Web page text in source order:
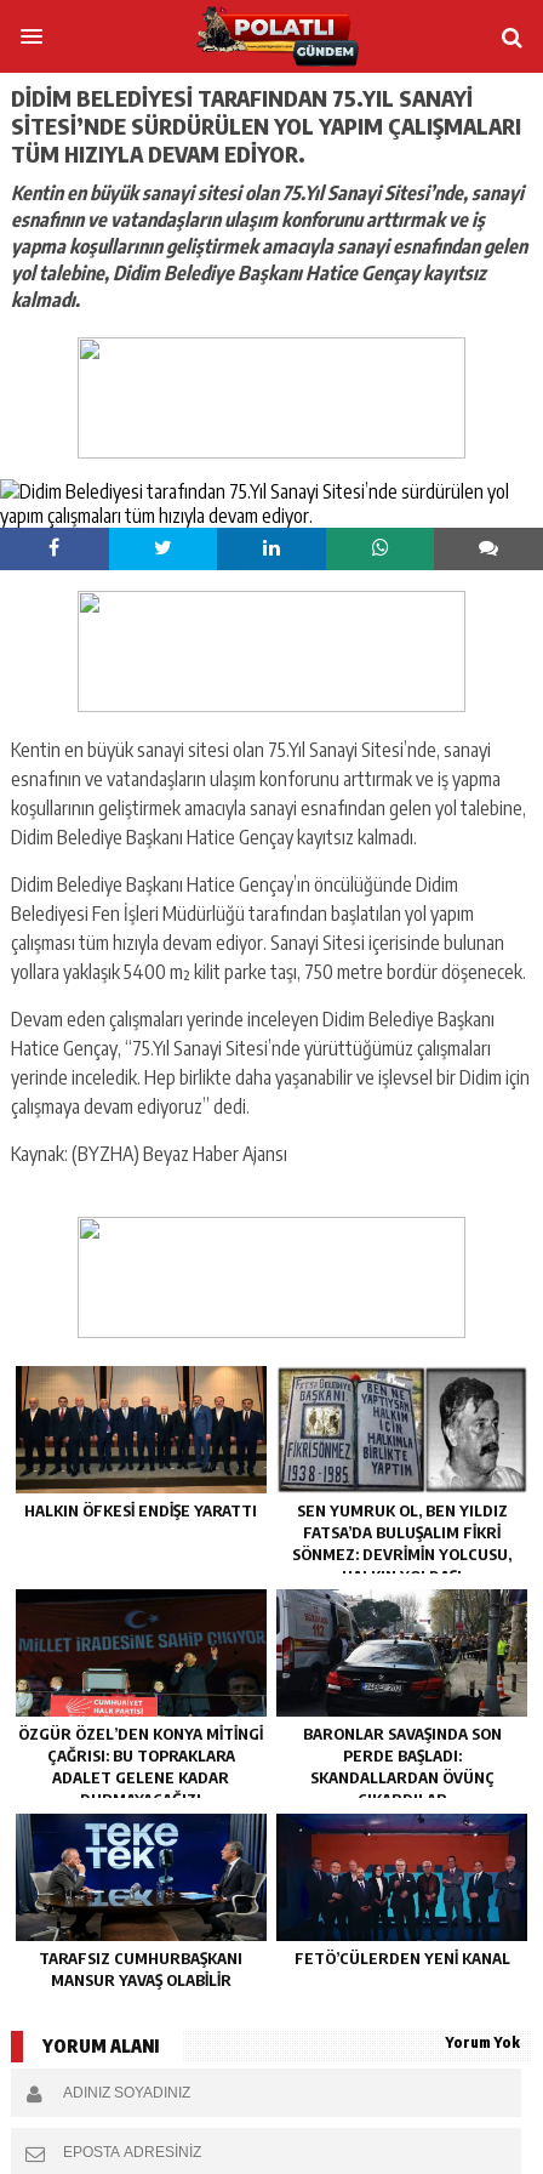
DIDIM BELEDIYESI TARAFINDAN 75.YIL SANAYI
SITESI’NDE SÜRDÜRÜLEN YOL YAPIM ÇALIŞMALARI
TÜM HIZIYLA DEVAM EDIYOR.
Kentin en büyük sanayi sitesi olan 75.Yıl Sanayi Sitesi’nde, sanayi
esnafının ve vatandaşların ulaşım konforunu arttırmak ve iş
yapma koşullarının geliştirmek amacıyla sanayi esnafından gelen
yol talebine, Didim Belediye Başkanı Hatice Gençay kayıtsız
kalmadı.
Kentin en büyük sanayi sitesi olan 75.Yıl Sanayi Sitesi’nde, sanayi
esnafının ve vatandaşların ulaşım konforunu arttırmak ve iş yapma
koşullarının geliştirmek amacıyla sanayi esnafından gelen yol talebine,
Didim Belediye Başkanı Hatice Gençay kayıtsız kalmadı.
Didim Belediye Başkanı Hatice Gençay’ın öncülüğünde Didim
Belediyesi Fen İşleri Müdürlüğü tarafından başlatılan yol yapım
çalışması tüm hızıyla devam ediyor. Sanayi Sitesi içerisinde bulunan
yollara yaklaşık 5400 m² kilit parke taşı, 750 metre bordür döşenecek.
Devam eden çalışmaları yerinde inceleyen Didim Belediye Başkanı
Hatice Gençay, “75.Yıl Sanayi Sitesi’nde yürüttüğümüz çalışmaları
yerinde inceledik. Hep birlikte daha yaşanabilir ve işlevsel bir Didim için
çalışmaya devam ediyoruz” dedi.
Kaynak: (BYZHA) Beyaz Haber Ajansı
HALKIN ÖFKESI ENDIŞE YARATTI
SEN YUMRUK OL, BEN YILDIZ
FATSA’DA BULUŞALIM FIKRI
SÖNMEZ: DEVRIMIN YOLCUSU,
HALKIN YOLDAŞI
ÖZGÜR ÖZEL’DEN KONYA MITINGI
ÇAĞRISI: BU TOPRAKLARA
ADALET GELENE KADAR
DURMAYACAĞIZ!
BARONLAR SAVAŞINDA SON
PERDE BAŞLADI:
SKANDALLARDAN ÖVÜNÇ
ÇIKARDILAR
TARAFSIZ CUMHURBAŞKANI
MANSUR YAVAŞ OLABİLİR
FETÖ’CÜLERDEN YENI KANAL
YORUM ALANI Yorum Yok